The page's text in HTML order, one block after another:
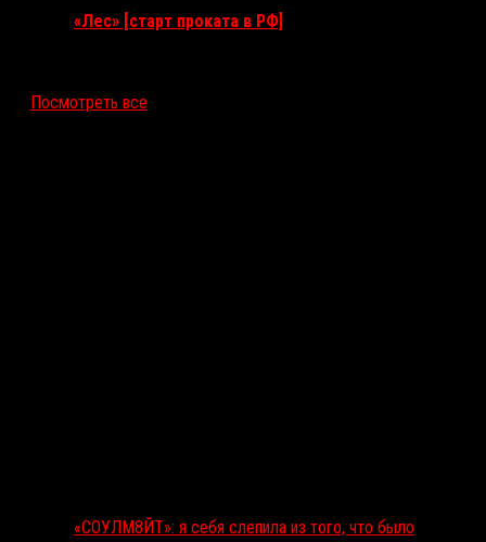
«Лес» [старт проката в РФ]
Посмотреть все
«СОУЛМ8ЙТ»: я себя слепила из того, что было